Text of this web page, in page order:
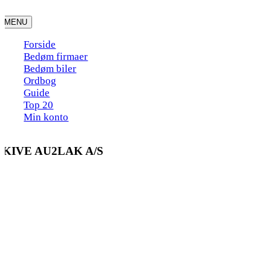
to
content
MENU
Forside
Bedøm firmaer
Bedøm biler
Ordbog
Guide
Top 20
Min konto
AU2LAK A/S